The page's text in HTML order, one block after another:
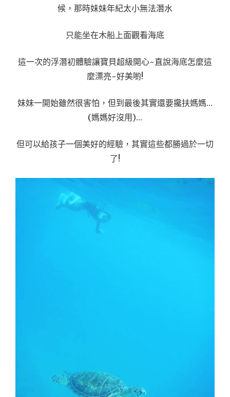
候，那時妹妹年紀太小無法潛水
只能坐在木船上面觀看海底
這一次的浮潛初體驗讓寶貝超級開心~直說海底怎麼這
麼漂亮~好美喲!
妹妹一開始雖然很害怕，但到最後其實還要攙扶媽媽…
(媽媽好沒用)…
但可以給孩子一個美好的經驗，其實這些都勝過於一切
了!